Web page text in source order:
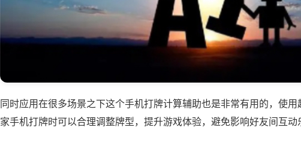
同时应用在很多场景之下这个手机打牌计算辅助也是非常有用的，使
家手机打牌时可以合理调整牌型，提升游戏体验，避免影响好友间互动